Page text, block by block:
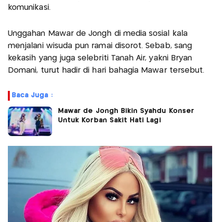
komunikasi.
Unggahan Mawar de Jongh di media sosial kala
menjalani wisuda pun ramai disorot. Sebab, sang
kekasih yang juga selebriti Tanah Air, yakni Bryan
Domani, turut hadir di hari bahagia Mawar tersebut.
Baca Juga :
Mawar de Jongh Bikin Syahdu Konser
Untuk Korban Sakit Hati Lagi